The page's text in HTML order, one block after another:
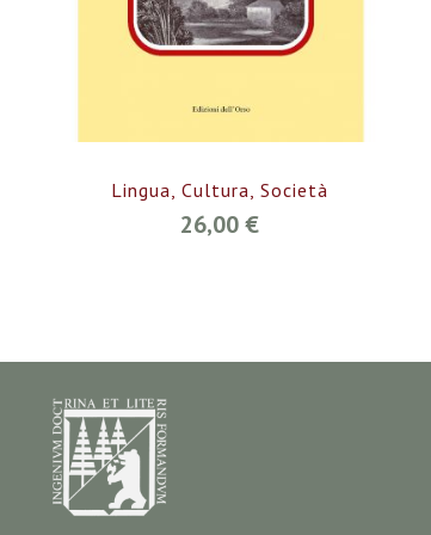
Lingua, Cultura, Società
26,00 €